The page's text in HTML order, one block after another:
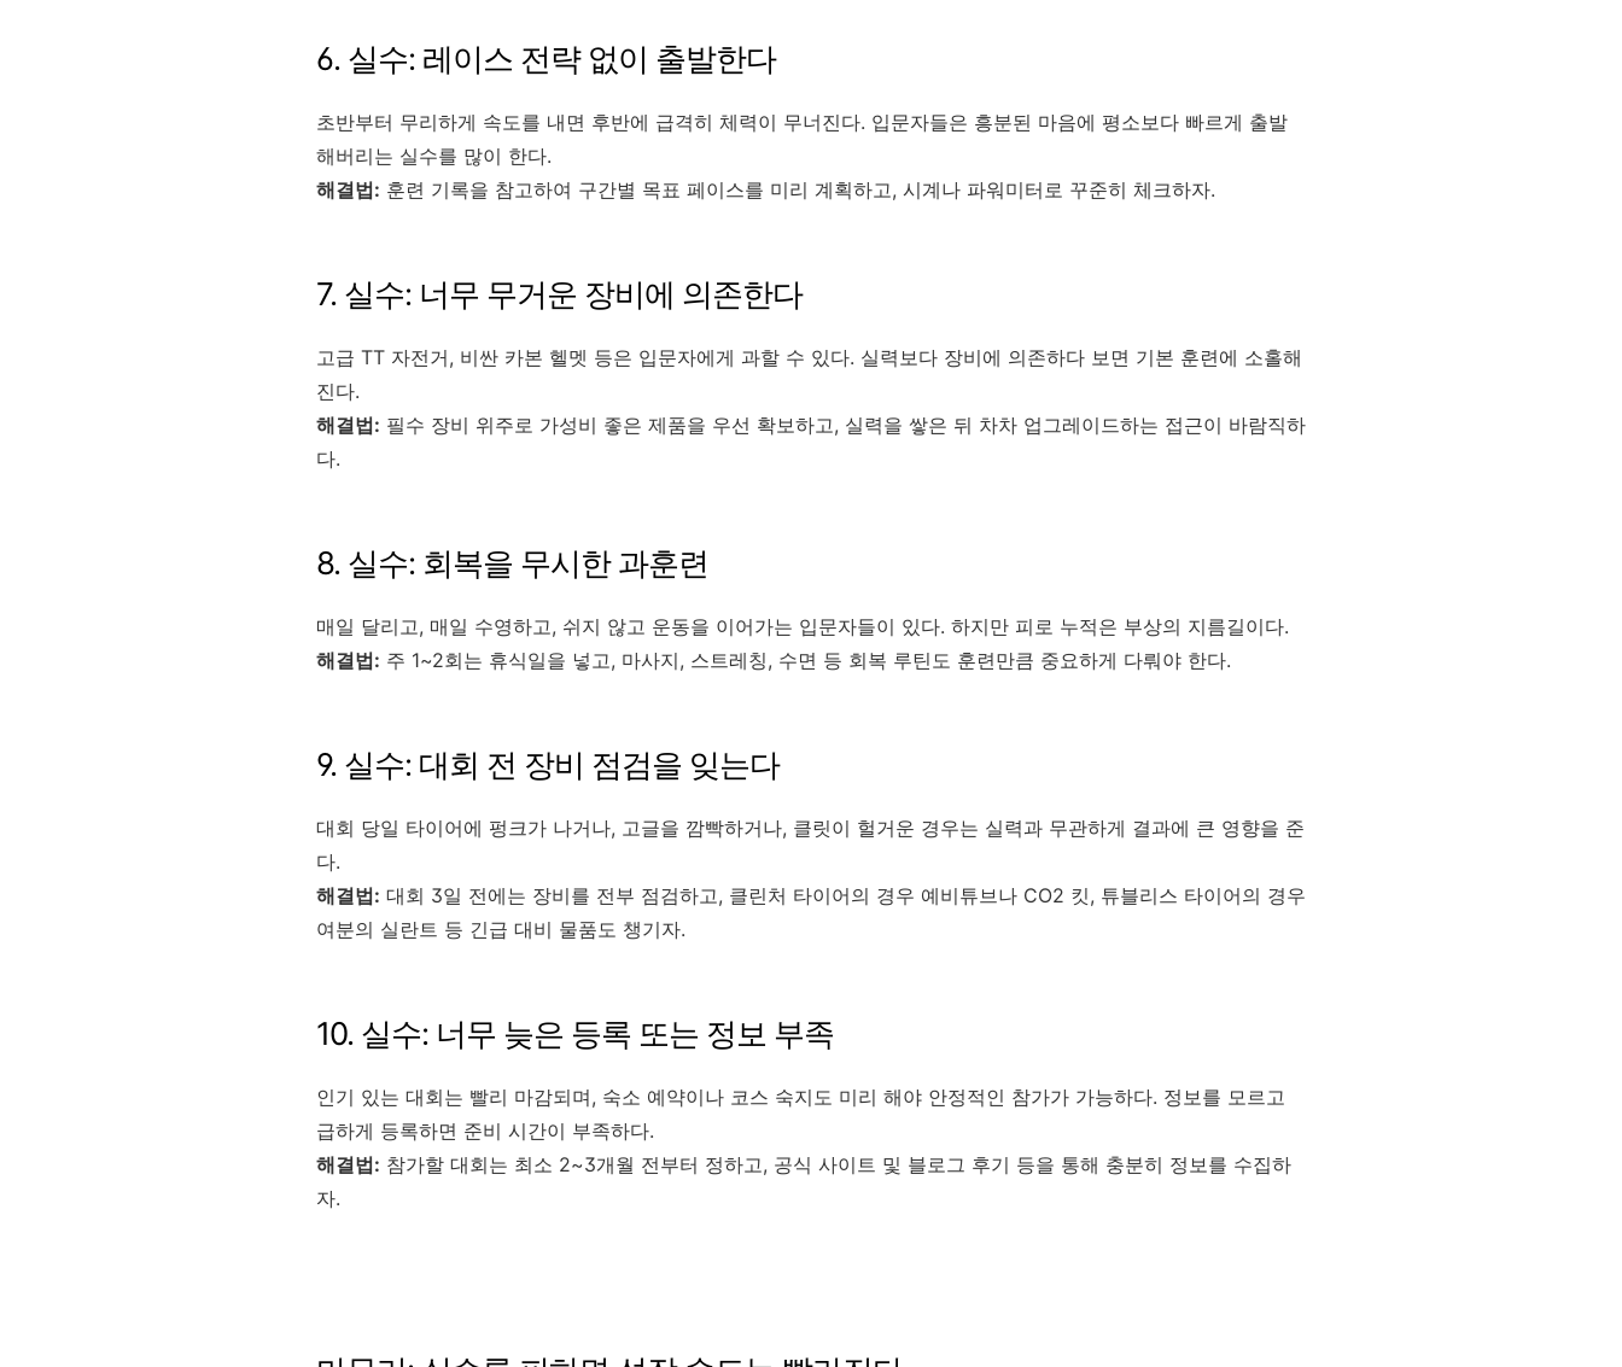
6. 실수: 레이스 전략 없이 출발한다
초반부터 무리하게 속도를 내면 후반에 급격히 체력이 무너진다. 입문자들은 흥분된 마음에 평소보다 빠르게 출발
해버리는 실수를 많이 한다.
해결법: 훈련 기록을 참고하여 구간별 목표 페이스를 미리 계획하고, 시계나 파워미터로 꾸준히 체크하자.
7. 실수: 너무 무거운 장비에 의존한다
고급 TT 자전거, 비싼 카본 헬멧 등은 입문자에게 과할 수 있다. 실력보다 장비에 의존하다 보면 기본 훈련에 소홀해
진다.
해결법: 필수 장비 위주로 가성비 좋은 제품을 우선 확보하고, 실력을 쌓은 뒤 차차 업그레이드하는 접근이 바람직하
다.
8. 실수: 회복을 무시한 과훈련
매일 달리고, 매일 수영하고, 쉬지 않고 운동을 이어가는 입문자들이 있다. 하지만 피로 누적은 부상의 지름길이다.
해결법: 주 1~2회는 휴식일을 넣고, 마사지, 스트레칭, 수면 등 회복 루틴도 훈련만큼 중요하게 다뤄야 한다.
9. 실수: 대회 전 장비 점검을 잊는다
대회 당일 타이어에 펑크가 나거나, 고글을 깜빡하거나, 클릿이 헐거운 경우는 실력과 무관하게 결과에 큰 영향을 준
다.
해결법: 대회 3일 전에는 장비를 전부 점검하고, 클린처 타이어의 경우 예비튜브나 CO2 킷, 튜블리스 타이어의 경우
여분의 실란트 등 긴급 대비 물품도 챙기자.
10. 실수: 너무 늦은 등록 또는 정보 부족
인기 있는 대회는 빨리 마감되며, 숙소 예약이나 코스 숙지도 미리 해야 안정적인 참가가 가능하다. 정보를 모르고
급하게 등록하면 준비 시간이 부족하다.
해결법: 참가할 대회는 최소 2~3개월 전부터 정하고, 공식 사이트 및 블로그 후기 등을 통해 충분히 정보를 수집하
자.